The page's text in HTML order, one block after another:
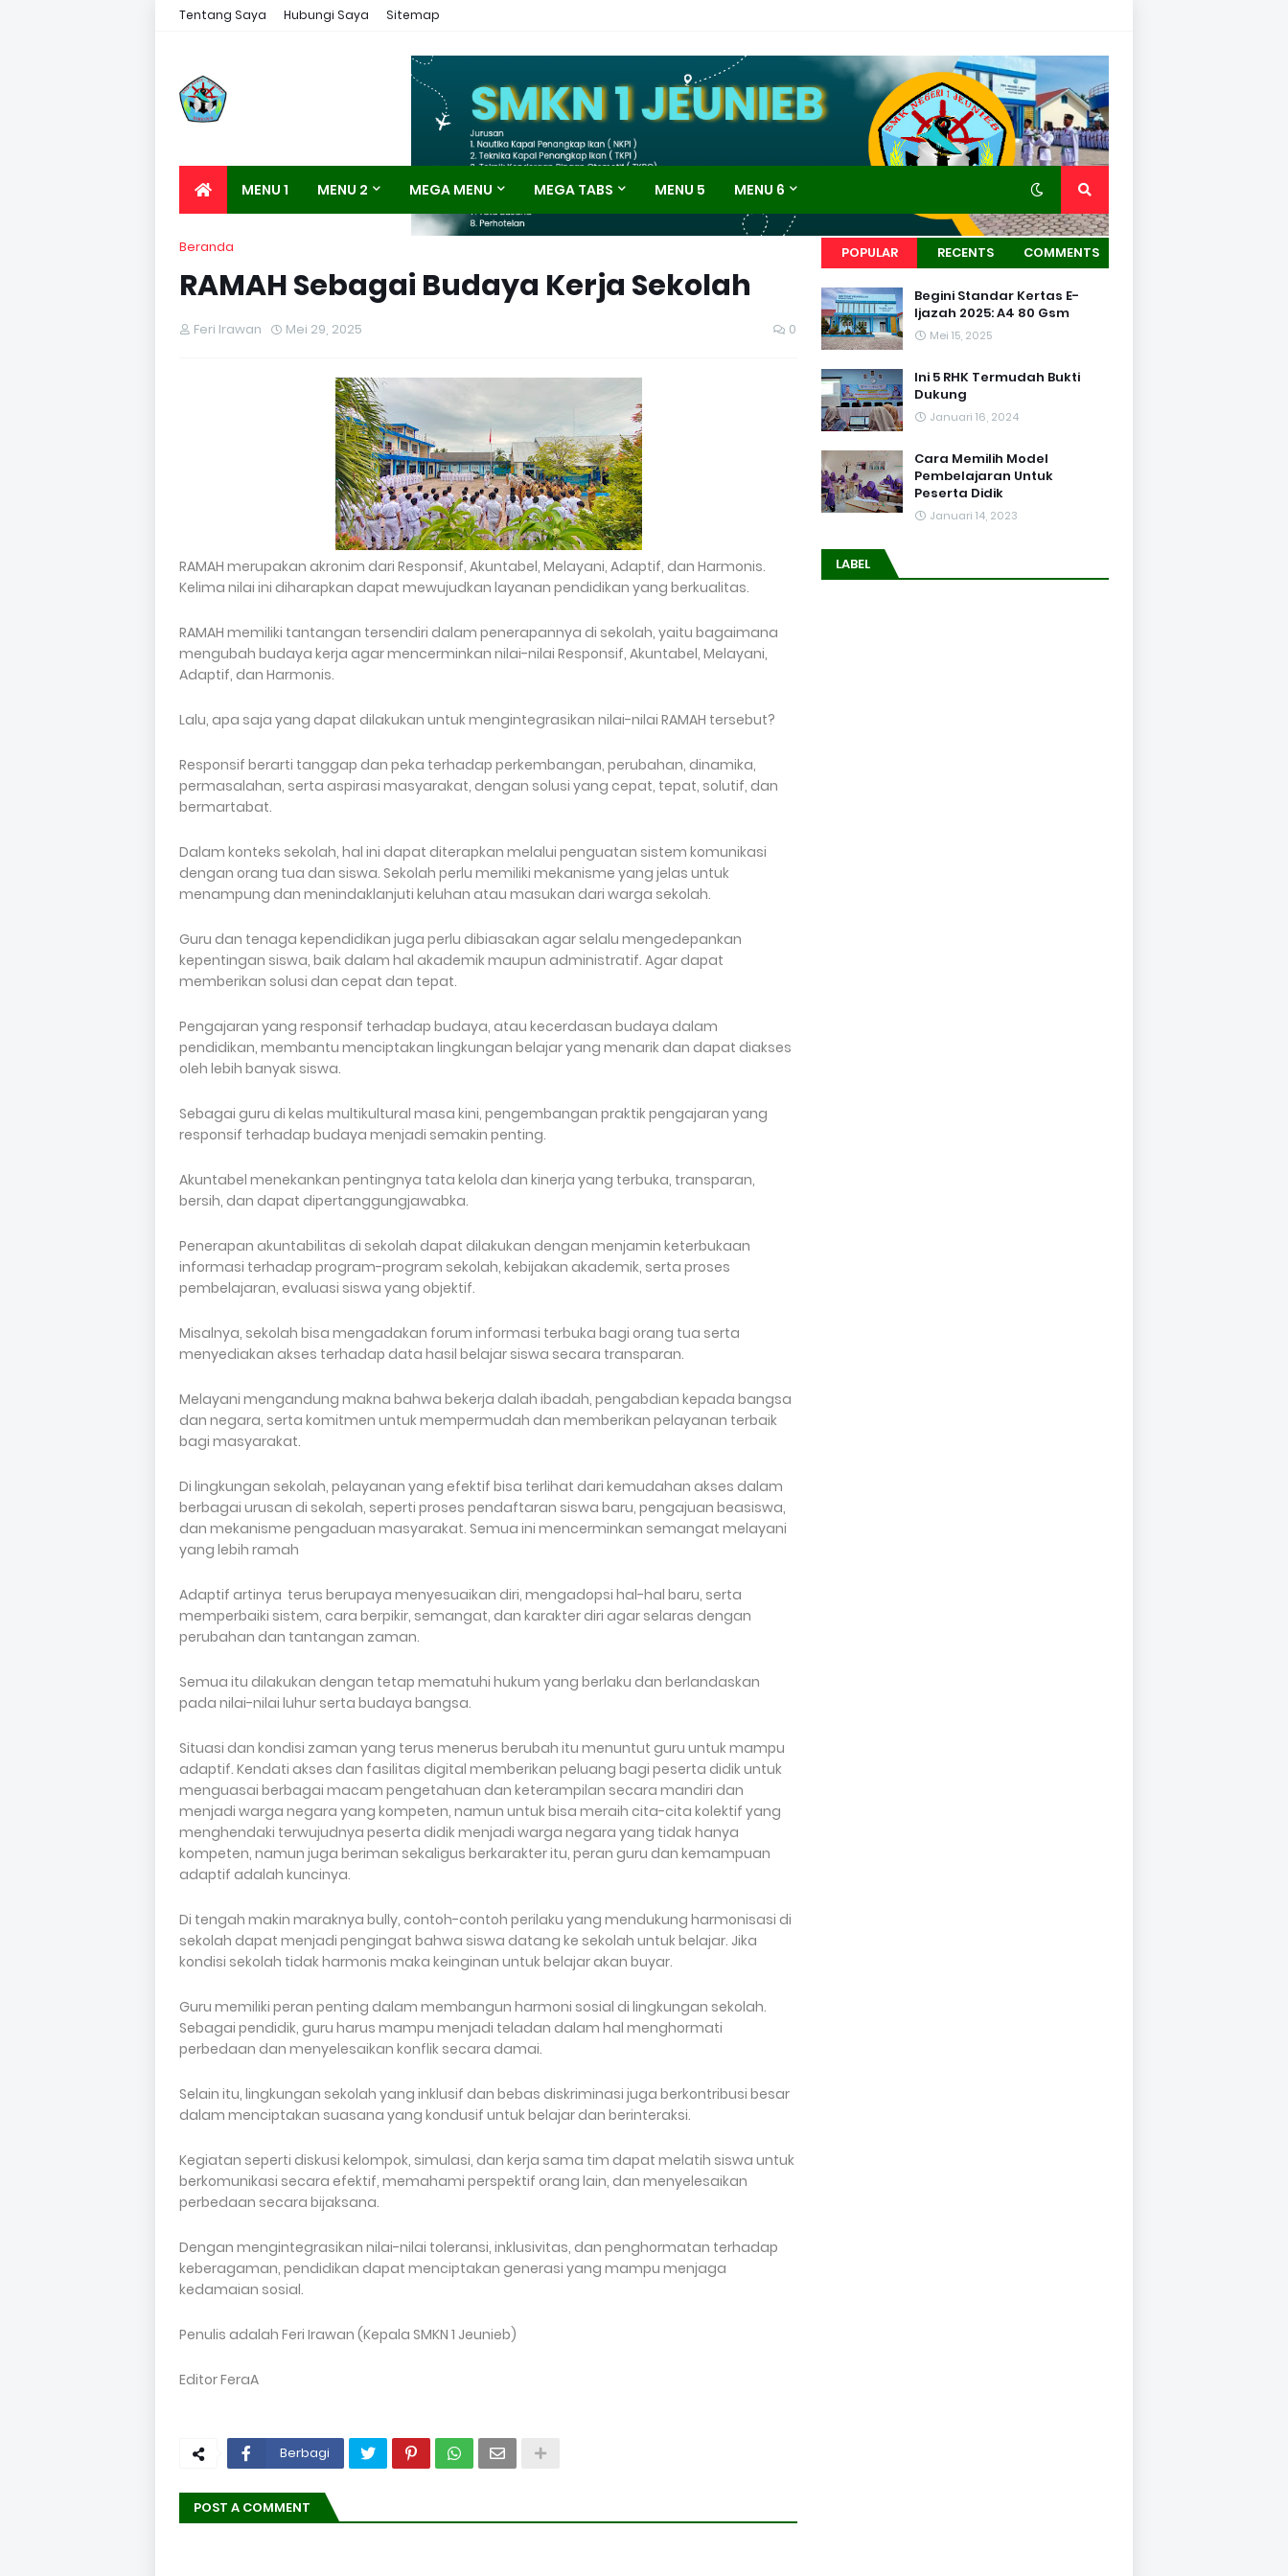
Tentang Saya Hubungi Saya Sitemap
MENU 1 MENU 2 MEGA MENU MEGA TABS MENU 5 MENU 6
Beranda
RAMAH Sebagai Budaya Kerja Sekolah
Feri Irawan Mei 29, 2025 0
RAMAH merupakan akronim dari Responsif, Akuntabel, Melayani, Adaptif, dan Harmonis.
Kelima nilai ini diharapkan dapat mewujudkan layanan pendidikan yang berkualitas.
RAMAH memiliki tantangan tersendiri dalam penerapannya di sekolah, yaitu bagaimana
mengubah budaya kerja agar mencerminkan nilai-nilai Responsif, Akuntabel, Melayani,
Adaptif, dan Harmonis.
Lalu, apa saja yang dapat dilakukan untuk mengintegrasikan nilai-nilai RAMAH tersebut?
Responsif berarti tanggap dan peka terhadap perkembangan, perubahan, dinamika,
permasalahan, serta aspirasi masyarakat, dengan solusi yang cepat, tepat, solutif, dan
bermartabat.
Dalam konteks sekolah, hal ini dapat diterapkan melalui penguatan sistem komunikasi
dengan orang tua dan siswa. Sekolah perlu memiliki mekanisme yang jelas untuk
menampung dan menindaklanjuti keluhan atau masukan dari warga sekolah.
Guru dan tenaga kependidikan juga perlu dibiasakan agar selalu mengedepankan
kepentingan siswa, baik dalam hal akademik maupun administratif. Agar dapat
memberikan solusi dan cepat dan tepat.
Pengajaran yang responsif terhadap budaya, atau kecerdasan budaya dalam
pendidikan, membantu menciptakan lingkungan belajar yang menarik dan dapat diakses
oleh lebih banyak siswa.
Sebagai guru di kelas multikultural masa kini, pengembangan praktik pengajaran yang
responsif terhadap budaya menjadi semakin penting.
Akuntabel menekankan pentingnya tata kelola dan kinerja yang terbuka, transparan,
bersih, dan dapat dipertanggungjawabka.
Penerapan akuntabilitas di sekolah dapat dilakukan dengan menjamin keterbukaan
informasi terhadap program-program sekolah, kebijakan akademik, serta proses
pembelajaran, evaluasi siswa yang objektif.
Misalnya, sekolah bisa mengadakan forum informasi terbuka bagi orang tua serta
menyediakan akses terhadap data hasil belajar siswa secara transparan.
Melayani mengandung makna bahwa bekerja dalah ibadah, pengabdian kepada bangsa
dan negara, serta komitmen untuk mempermudah dan memberikan pelayanan terbaik
bagi masyarakat.
Di lingkungan sekolah, pelayanan yang efektif bisa terlihat dari kemudahan akses dalam
berbagai urusan di sekolah, seperti proses pendaftaran siswa baru, pengajuan beasiswa,
dan mekanisme pengaduan masyarakat. Semua ini mencerminkan semangat melayani
yang lebih ramah
Adaptif artinya terus berupaya menyesuaikan diri, mengadopsi hal-hal baru, serta
memperbaiki sistem, cara berpikir, semangat, dan karakter diri agar selaras dengan
perubahan dan tantangan zaman.
Semua itu dilakukan dengan tetap mematuhi hukum yang berlaku dan berlandaskan
pada nilai-nilai luhur serta budaya bangsa.
Situasi dan kondisi zaman yang terus menerus berubah itu menuntut guru untuk mampu
adaptif. Kendati akses dan fasilitas digital memberikan peluang bagi peserta didik untuk
menguasai berbagai macam pengetahuan dan keterampilan secara mandiri dan
menjadi warga negara yang kompeten, namun untuk bisa meraih cita-cita kolektif yang
menghendaki terwujudnya peserta didik menjadi warga negara yang tidak hanya
kompeten, namun juga beriman sekaligus berkarakter itu, peran guru dan kemampuan
adaptif adalah kuncinya.
Di tengah makin maraknya bully, contoh-contoh perilaku yang mendukung harmonisasi di
sekolah dapat menjadi pengingat bahwa siswa datang ke sekolah untuk belajar. Jika
kondisi sekolah tidak harmonis maka keinginan untuk belajar akan buyar.
Guru memiliki peran penting dalam membangun harmoni sosial di lingkungan sekolah.
Sebagai pendidik, guru harus mampu menjadi teladan dalam hal menghormati
perbedaan dan menyelesaikan konflik secara damai.
Selain itu, lingkungan sekolah yang inklusif dan bebas diskriminasi juga berkontribusi besar
dalam menciptakan suasana yang kondusif untuk belajar dan berinteraksi.
Kegiatan seperti diskusi kelompok, simulasi, dan kerja sama tim dapat melatih siswa untuk
berkomunikasi secara efektif, memahami perspektif orang lain, dan menyelesaikan
perbedaan secara bijaksana.
Dengan mengintegrasikan nilai-nilai toleransi, inklusivitas, dan penghormatan terhadap
keberagaman, pendidikan dapat menciptakan generasi yang mampu menjaga
kedamaian sosial.
Penulis adalah Feri Irawan (Kepala SMKN 1 Jeunieb)
Editor FeraA
Berbagi
POST A COMMENT
POPULAR RECENTS COMMENTS
Begini Standar Kertas E-
Ijazah 2025: A4 80 Gsm
Mei 15, 2025
Ini 5 RHK Termudah Bukti
Dukung
Januari 16, 2024
Cara Memilih Model
Pembelajaran Untuk
Peserta Didik
Januari 14, 2023
LABEL